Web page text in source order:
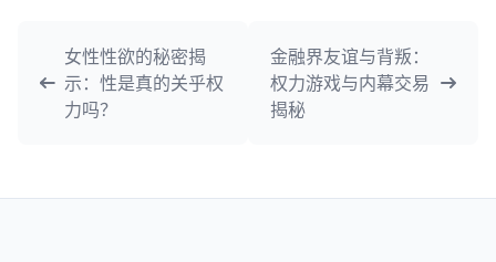
女性性欲的秘密揭
示：性是真的关乎权
力吗？
金融界友谊与背叛：
权力游戏与内幕交易
揭秘